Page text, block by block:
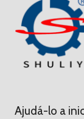
Ajudá-lo a